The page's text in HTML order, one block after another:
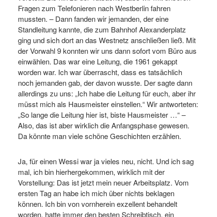
Fragen zum Telefonieren nach Westberlin fahren
mussten. – Dann fanden wir jemanden, der eine
Standleitung kannte, die zum Bahnhof Alexanderplatz
ging und sich dort an das Westnetz anschließen ließ. Mit
der Vorwahl 9 konnten wir uns dann sofort vom Büro aus
einwählen. Das war eine Leitung, die 1961 gekappt
worden war. Ich war überrascht, dass es tatsächlich
noch jemanden gab, der davon wusste. Der sagte dann
allerdings zu uns: „Ich habe die Leitung für euch, aber ihr
müsst mich als Hausmeister einstellen.“ Wir antworteten:
„So lange die Leitung hier ist, biste Hausmeister …“ –
Also, das ist aber wirklich die Anfangsphase gewesen.
Da könnte man viele schöne Geschichten erzählen.
Ja, für einen Wessi war ja vieles neu, nicht. Und ich sag
mal, ich bin hierhergekommen, wirklich mit der
Vorstellung: Das ist jetzt mein neuer Arbeitsplatz. Vom
ersten Tag an habe ich mich über nichts beklagen
können. Ich bin von vornherein exzellent behandelt
worden, hatte immer den besten Schreibtisch, ein